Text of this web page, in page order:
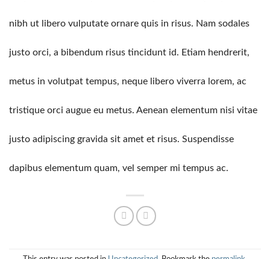
nibh ut libero vulputate ornare quis in risus. Nam sodales
justo orci, a bibendum risus tincidunt id. Etiam hendrerit,
metus in volutpat tempus, neque libero viverra lorem, ac
tristique orci augue eu metus. Aenean elementum nisi vitae
justo adipiscing gravida sit amet et risus. Suspendisse
dapibus elementum quam, vel semper mi tempus ac.